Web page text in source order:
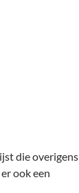
die overigens
ook een